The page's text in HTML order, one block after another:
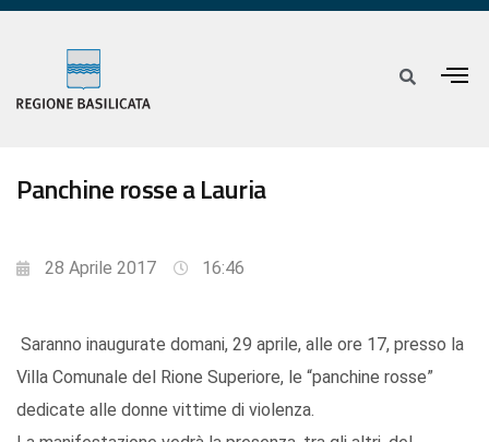
Panchine rosse a Lauria
28 Aprile 2017 16:46
Saranno inaugurate domani, 29 aprile, alle ore 17, presso la
Villa Comunale del Rione Superiore, le “panchine rosse”
dedicate alle donne vittime di violenza.